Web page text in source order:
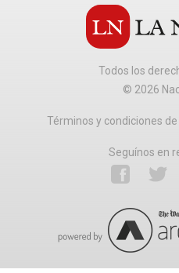
Todos los
© 2026
Términos y condiciones
Seguínos en